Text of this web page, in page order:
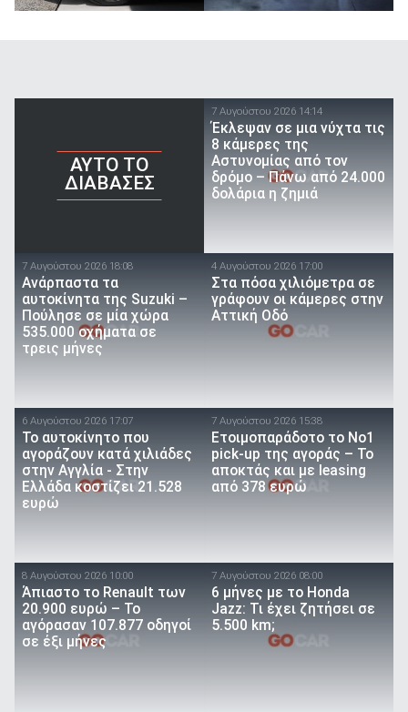
AYTO TO
ΔΙΑΒΑΣΕΣ
7 Αυγούστου 2026 14:14
Έκλεψαν σε μια νύχτα τις
8 κάμερες της
Αστυνομίας από τον
δρόμο – Πάνω από 24.000
δολάρια η ζημιά
7 Αυγούστου 2026 18:08
Ανάρπαστα τα
αυτοκίνητα της Suzuki –
Πούλησε σε μία χώρα
535.000 οχήματα σε
τρεις μήνες
4 Αυγούστου 2026 17:00
Στα πόσα χιλιόμετρα σε
γράφουν οι κάμερες στην
Αττική Οδό
6 Αυγούστου 2026 17:07
To αυτοκίνητο που
αγοράζουν κατά χιλιάδες
στην Αγγλία - Στην
Ελλάδα κοστίζει 21.528
ευρώ
7 Αυγούστου 2026 15:38
Ετοιμοπαράδοτο το Νο1
pick-up της αγοράς – Το
αποκτάς και με leasing
από 378 ευρώ
8 Αυγούστου 2026 10:00
Άπιαστο το Renault των
20.900 ευρώ – Το
αγόρασαν 107.877 οδηγοί
σε έξι μήνες
7 Αυγούστου 2026 08:00
6 μήνες με το Honda
Jazz: Τι έχει ζητήσει σε
5.500 km;